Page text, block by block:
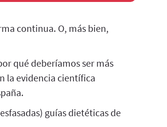
continua. O, más bien,
qué deberíamos ser más
la evidencia científica
guías dietéticas de